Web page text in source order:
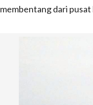
membentang dari